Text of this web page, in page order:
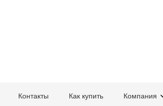
Контакты Как купить Компания